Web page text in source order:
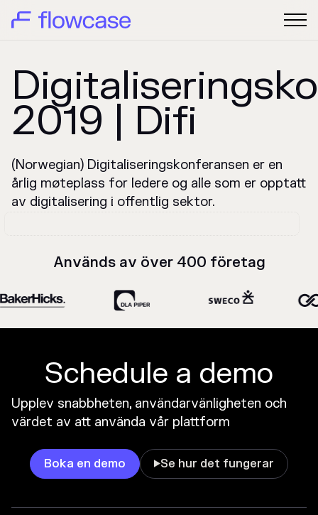
2019 | Difi
(Norwegian) Digitaliseringskonferansen er en
årlig møteplass for ledere og alle som er opptatt
av digitalisering i offentlig sektor.
Används av över 400 företag
Schedule a demo
Upplev snabbheten, användarvänligheten och
värdet av att använda vår plattform
Boka en demo Se hur det fungerar